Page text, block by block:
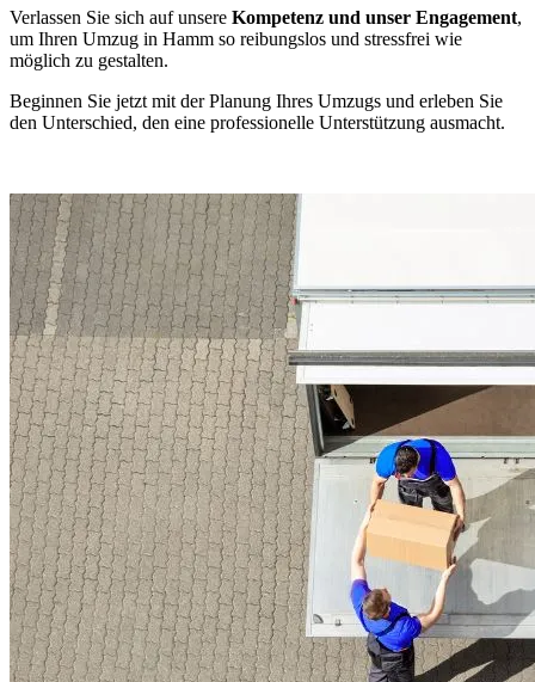
Verlassen Sie sich auf unsere Kompetenz und unser Engagement,
um Ihren Umzug in Hamm so reibungslos und stressfrei wie
möglich zu gestalten.
Beginnen Sie jetzt mit der Planung Ihres Umzugs und erleben Sie
den Unterschied, den eine professionelle Unterstützung ausmacht.